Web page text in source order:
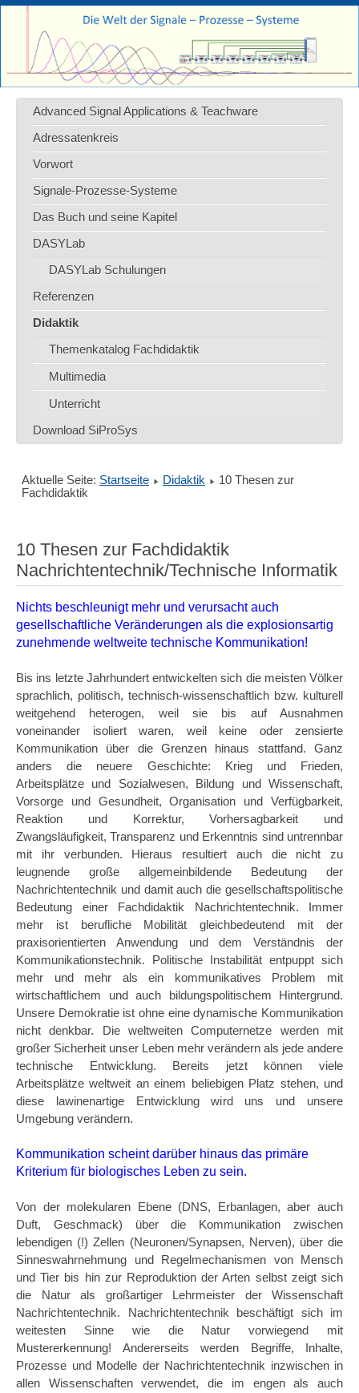
Advanced Signal Applications & Teachware
Adressatenkreis
Vorwort
Signale-Prozesse-Systeme
Das Buch und seine Kapitel
DASYLab
DASYLab Schulungen
Referenzen
Didaktik
Themenkatalog Fachdidaktik
Multimedia
Unterricht
Download SiProSys
Aktuelle Seite: Startseite Didaktik
10 Thesen zur
Fachdidaktik
10 Thesen zur Fachdidaktik
Nachrichtentechnik/Technische Informatik
Nichts beschleunigt mehr und verursacht auch
gesellschaftliche Veränderungen als die explosionsartig
zunehmende weltweite technische Kommunikation!
Bis ins letzte Jahrhundert entwickelten sich die meisten Völker
sprachlich, politisch, technisch-wissenschaftlich bzw. kulturell
weitgehend heterogen, weil sie bis auf Ausnahmen
voneinander isoliert waren, weil keine oder zensierte
Kommunikation über die Grenzen hinaus stattfand. Ganz
anders die neuere Geschichte: Krieg und Frieden,
Arbeitsplätze und Sozialwesen, Bildung und Wissenschaft,
Vorsorge und Gesundheit, Organisation und Verfügbarkeit,
Reaktion und Korrektur, Vorhersagbarkeit und
Zwangsläufigkeit, Transparenz und Erkenntnis sind untrennbar
mit ihr verbunden. Hieraus resultiert auch die nicht zu
leugnende große allgemeinbildende Bedeutung der
Nachrichtentechnik und damit auch die gesellschaftspolitische
Bedeutung einer Fachdidaktik Nachrichtentechnik. Immer
mehr ist berufliche Mobilität gleichbedeutend mit der
praxisorientierten Anwendung und dem Verständnis der
Kommunikationstechnik. Politische Instabilität entpuppt sich
mehr und mehr als ein kommunikatives Problem mit
wirtschaftlichem und auch bildungspolitischem Hintergrund.
Unsere Demokratie ist ohne eine dynamische Kommunikation
nicht denkbar. Die weltweiten Computernetze werden mit
großer Sicherheit unser Leben mehr verändern als jede andere
technische Entwicklung. Bereits jetzt können viele
Arbeitsplätze weltweit an einem beliebigen Platz stehen, und
diese lawinenartige Entwicklung wird uns und unsere
Umgebung verändern.
Kommunikation scheint darüber hinaus das primäre
Kriterium für biologisches Leben zu sein.
Von der molekularen Ebene (DNS, Erbanlagen, aber auch
Duft, Geschmack) über die Kommunikation zwischen
lebendigen (!) Zellen (Neuronen/Synapsen, Nerven), über die
Sinneswahrnehmung und Regelmechanismen von Mensch
und Tier bis hin zur Reproduktion der Arten selbst zeigt sich
die Natur als großartiger Lehrmeister der Wissenschaft
Nachrichtentechnik. Nachrichtentechnik beschäftigt sich im
weitesten Sinne wie die Natur vorwiegend mit
Mustererkennung! Andererseits werden Begriffe, Inhalte,
Prozesse und Modelle der Nachrichtentechnik inzwischen in
allen Wissenschaften verwendet, die im engen als auch